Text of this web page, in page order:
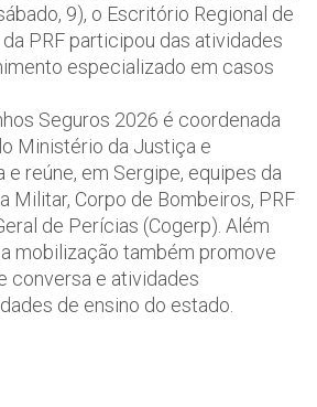
9), o Escritório Regional de
PRF participou das atividades
especializado em casos
Seguros 2026 é coordenada
Ministério da Justiça e
e reúne, em Sergipe, equipes da
Militar, Corpo de Bombeiros, PRF
de Perícias (Cogerp). Além
mobilização também promove
conversa e atividades
de ensino do estado.